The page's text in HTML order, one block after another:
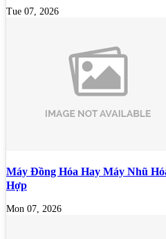
Tue 07, 2026
Máy Đồng Hóa Hay Máy Nhũ
Hợp
Mon 07, 2026